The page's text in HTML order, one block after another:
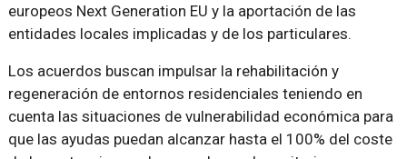
europeos Next Generation EU y la aportación de las
entidades locales implicadas y de los particulares.
Los acuerdos buscan impulsar la rehabilitación y
regeneración de entornos residenciales teniendo en
cuenta las situaciones de vulnerabilidad económica para
que las ayudas puedan alcanzar hasta el 100% del coste